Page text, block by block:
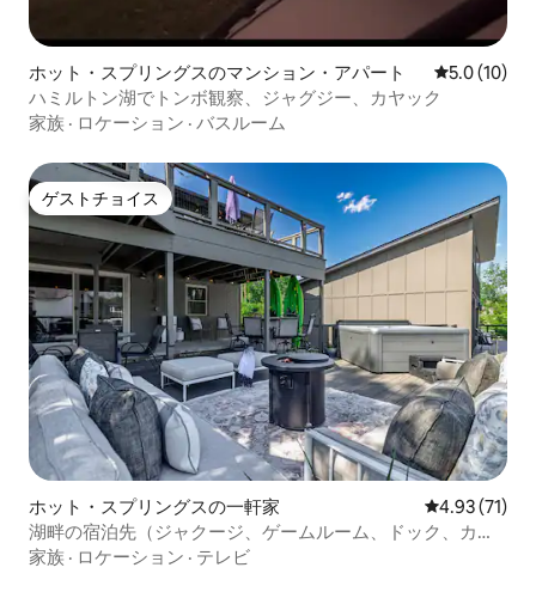
ホット・スプリングスのマンション・アパート レビュー10
5.0 (10)
ハミルトン湖でトンボ観察、ジャグジー、カヤック
家族 · ロケーション · バスルーム
ゲストチョイス
ゲストチョイス
ホット・スプリングスの一軒家 レビュー71
4.93 (71)
湖畔の宿泊先（ジャクージ、ゲームルーム、ドック、カヤ
ック付き）
家族 · ロケーション · テレビ